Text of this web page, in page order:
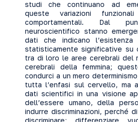
studi che continuano ad
queste variazioni
comportamentali. Dal
neuroscientifico stanno
dati che indicano
statisticamente significative su
tra di loro le aree cerebrali del
cerebrali della femmina;
condurci a un mero
tutta l’enfasi sul cervello, ma
dati scientifici in una visione
dell’essere umano, della
indurre discriminazioni, perché
discriminare; differenziare